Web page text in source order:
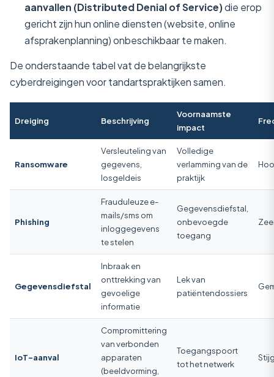
aanvallen (Distributed Denial of Service)die erop
gericht zijn hun online diensten (website, online
afsprakenplanning) onbeschikbaar te maken.
De onderstaande tabel vat de belangrijkste
cyberdreigingen voor tandartspraktijken samen.
Dreiging Beschrijving
Voornaamste
impact
Ransomware
Versleuteling van
gegevens,
losgeldeis
Volledige
verlamming van de
praktijk
Phishing
Frauduleuze e-
mails/sms om
inloggegevens
te stelen
Gegevensdiefstal,
onbevoegde
toegang
Gegevensdiefstal
Inbraak en
onttrekking van
gevoelige
informatie
Lek van
patiëntendossiers
IoT-aanval
Compromittering
van verbonden
apparaten
(beeldvorming,
Toegangspoort
tot het netwerk